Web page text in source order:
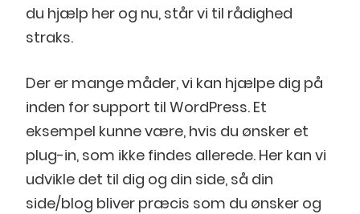
du hjælp her og nu, står vi til rådighed
straks.
Der er mange måder, vi kan hjælpe dig på
inden for support til WordPress. Et
eksempel kunne være, hvis du ønsker et
plug-in, som ikke findes allerede. Her kan vi
udvikle det til dig og din side, så din
side/blog bliver præcis som du ønsker og